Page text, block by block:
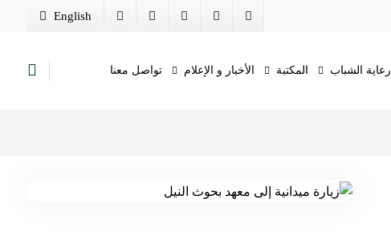
English
رعاية الشباب المكتبة الأخبار و الإعلام تواصل معنا